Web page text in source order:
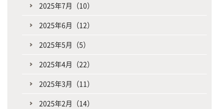
2025年7月（10）
2025年6月（12）
2025年5月（5）
2025年4月（22）
2025年3月（11）
2025年2月（14）